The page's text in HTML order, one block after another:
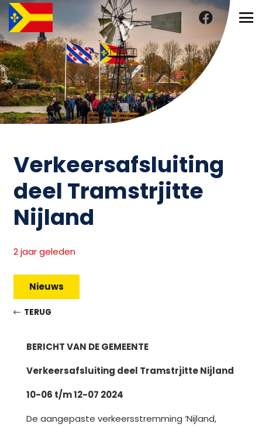
Verkeersafsluiting
deel Tramstrjitte
Nijland
2 jaar geleden
Nieuws
TERUG
BERICHT VAN DE GEMEENTE
Verkeersafsluiting deel Tramstrjitte Nijland
10-06 t/m 12-07 2024
De aangepaste verkeersstremming ‘Nijland,